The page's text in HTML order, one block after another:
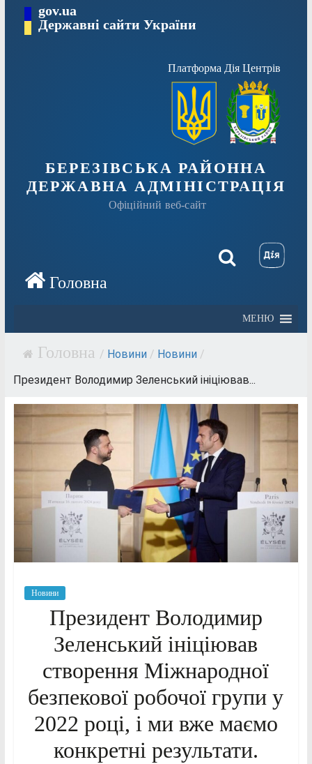
Перейтиgov.ua
Державні сайти України
Платформа Дія Центрів
БЕРЕЗІВСЬКА РАЙОННА
ДЕРЖАВНА АДМІНІСТРАЦІЯ
Офіційний веб-сайт
МЕНЮ
/ Новини / Новини /
Президент Володимир Зеленський ініціював...
Новини
Президент Володимир
Зеленський ініціював
створення Міжнародної
безпекової робочої групи у
2022 році, і ми вже маємо
конкретні результати.